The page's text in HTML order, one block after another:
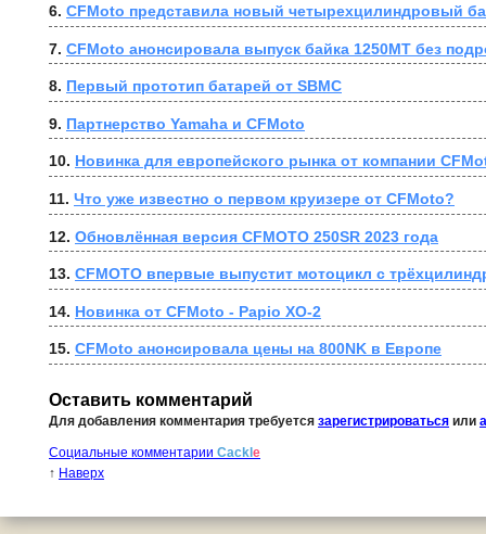
6. CFMoto представила новый четырехцилиндровый
7. CFMoto анонсировала выпуск байка 1250MT без
8. Первый прототип батарей от SBMC
9. Партнерство Yamaha и CFMoto
10. Новинка для европейского рынка от компании
11. Что уже известно о первом круизере от CFMoto?
12. Обновлённая версия CFMOTO 250SR 2023 года
13. CFMOTO впервые выпустит мотоцикл с
14. Новинка от CFMoto - Papio XO-2
15. CFMoto анонсировала цены на 800NK в Европе
Оставить комментарий
Для добавления комментария требуется зарегистрироваться или
Социальные комментарии Cackl e
↑ Наверх